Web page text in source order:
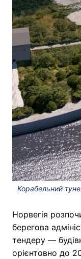
Корабельний
Норвегія
берегова
тендеру —
орієнтовно до